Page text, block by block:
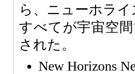
ら、ニューホラ
すべてが宇宙空
された。
New Horizons